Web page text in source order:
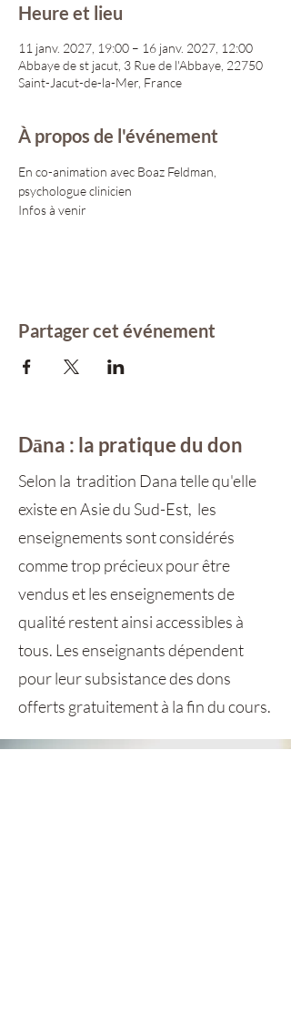
Heure et lieu
11 janv. 2027, 19:00 – 16 janv. 2027, 12:00
Abbaye de st jacut, 3 Rue de l'Abbaye, 22750
Saint-Jacut-de-la-Mer, France
À propos de l'événement
En co-animation avec Boaz Feldman,
psychologue clinicien
Infos à venir
Partager cet événement
Dāna : la pratique du don
Selon la tradition Dana telle qu'elle
existe en Asie du Sud-Est, les
enseignements sont considérés
comme trop précieux pour être
vendus et les enseignements de
qualité restent ainsi accessibles à
tous. Les enseignants dépendent
pour leur subsistance des dons
offerts gratuitement à la fin du cours.